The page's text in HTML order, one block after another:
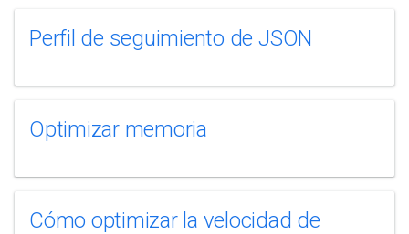
Perfil de seguimiento de JSON
Optimizar memoria
Cómo optimizar la velocidad de